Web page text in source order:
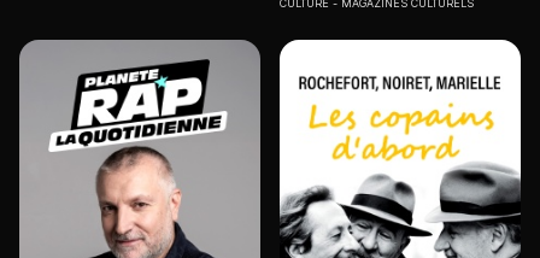
CULTURE MAGAZINES CULTURELS